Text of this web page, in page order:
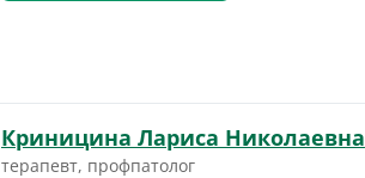
Криницина Лариса Николаевна
терапевт, профпатолог